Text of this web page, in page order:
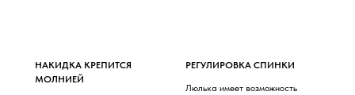
НАКИДКА КРЕПИТСЯ
МОЛНИЕЙ
Люлька имеет возможность
РЕГУЛИРОВКА СПИНКИ